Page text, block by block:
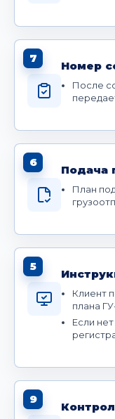
7
Номер
После
6
Подача
План
5
Клиент
плана
Если
9